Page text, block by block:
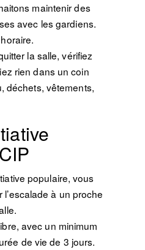
maintenir des
avec les gardiens.
la salle, vérifiez
rien dans un coin
déchets, vêtements,
populaire, vous
à un proche
avec un minimum
de vie de 3 jours.